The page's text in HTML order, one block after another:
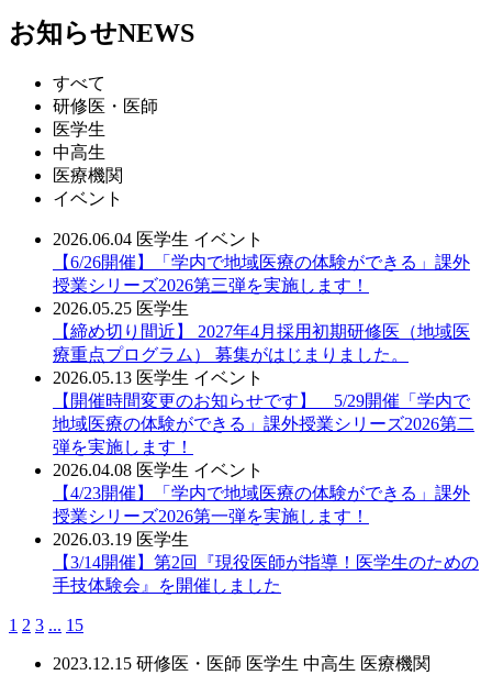
お知らせNEWS
すべて
研修医・医師
医学生
中高生
医療機関
イベント
2026.06.04 医学生 イベント
【6/26開催】「学内で地域医療の体験ができる」課外
授業シリーズ2026第三弾を実施します！
2026.05.25 医学生
【締め切り間近】 2027年4月採用初期研修医（地域医
療重点プログラム） 募集がはじまりました。
2026.05.13 医学生 イベント
【開催時間変更のお知らせです】 5/29開催「学内で
地域医療の体験ができる」課外授業シリーズ2026第二
弾を実施します！
2026.04.08 医学生 イベント
【4/23開催】「学内で地域医療の体験ができる」課外
授業シリーズ2026第一弾を実施します！
2026.03.19 医学生
【3/14開催】第2回『現役医師が指導！医学生のための
手技体験会』を開催しました
1 2 3 ... 15
2023.12.15 研修医・医師 医学生 中高生 医療機関